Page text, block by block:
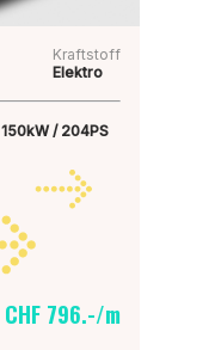
Kraftstoff
Elektro
150kW / 204PS
CHF 796.-/m